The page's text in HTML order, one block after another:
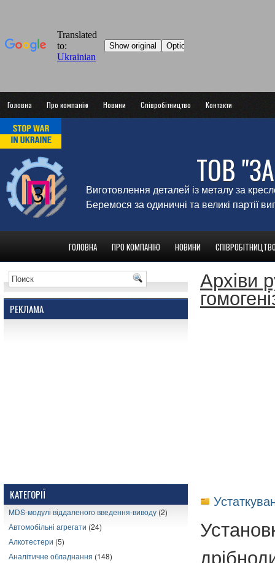
Головна Про компанію Новини Співробітництво Контакти
ТОВ
Виготовлення деталей із металу за
Беремося за одиничні та великі партії
ГОЛОВНА ПРО КОМПАНІЮ НОВИНИ
РЕКЛАМА
КАТЕГОРІЇ
MDS-модулі віддаленого введення-виводу (2)
Автомобільні агрегати (24)
Алкотестери (5)
Аналітичне обладнання (148)
Архіви